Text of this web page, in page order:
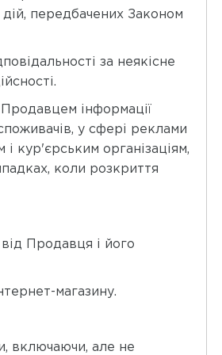
передбачених Законом
за неякісне
інформації
у сфері реклами
кур'єрським організаціям,
коли розкриття
Продавця і його
магазину.
включаючи, але не